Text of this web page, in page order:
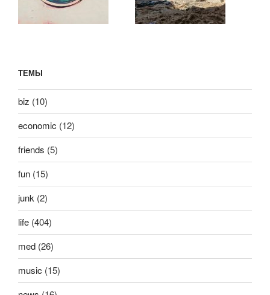
ТЕМЫ
biz (10)
economic (12)
friends (5)
fun (15)
junk (2)
life (404)
med (26)
music (15)